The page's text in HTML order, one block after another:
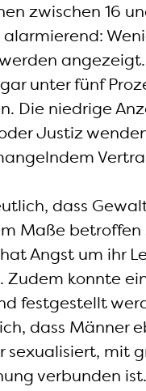
zwischen 16
unter fünf
Die niedrige
Justiz
dass
Maße
Angst um ihr
Zudem konnte
festgestellt
dass Männer
sexualisiert, mit
verbunden ist.